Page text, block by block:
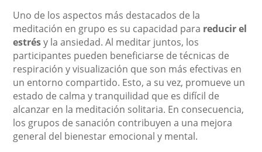
Uno de los aspectos más destacados de la
meditación en grupo es su capacidad para reducir el
estrésy la ansiedad. Al meditar juntos, los
participantes pueden beneficiarse de técnicas de
respiración y visualización que son más efectivas en
un entorno compartido. Esto, a su vez, promueve un
estado de calma y tranquilidad que es difícil de
alcanzar en la meditación solitaria. En consecuencia,
los grupos de sanación contribuyen a una mejora
general del bienestar emocional y mental.